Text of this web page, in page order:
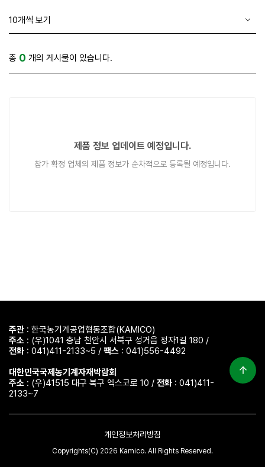
총 0 개의 게시물이 있습니다.
제품 정보 업데이트 예정입니다.
참가 확정 업체의 제품 정보가 순차적으로 등록될 예정입니다.
주관 : 한국농기계공업협동조합(KAMICO)
주소 : (우)1041 충남 천안시 서북구 성거읍 정자1길 180 /
전화 : 041)411-2133~5 / 팩스 : 041)556-4492
대한민국국제농기계자재박람회
주소 : (우)41515 대구 북구 엑스코로 10 / 전화 : 041)411-
2133~7
개인정보처리방침
Copyrights(C) 2026 Kamico. All Rights Reserved.